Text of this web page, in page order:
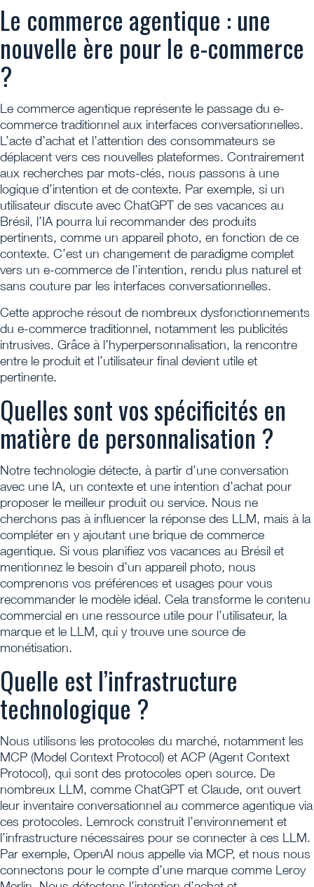
Le commerce agentique : une
nouvelle ère pour le e-commerce
?
Le commerce agentique représente le passage du e-
commerce traditionnel aux interfaces conversationnelles.
L’acte d’achat et l’attention des consommateurs se
déplacent vers ces nouvelles plateformes. Contrairement
aux recherches par mots-clés, nous passons à une
logique d’intention et de contexte. Par exemple, si un
utilisateur discute avec ChatGPT de ses vacances au
Brésil, l’IA pourra lui recommander des produits
pertinents, comme un appareil photo, en fonction de ce
contexte. C’est un changement de paradigme complet
vers un e-commerce de l’intention, rendu plus naturel et
sans couture par les interfaces conversationnelles.
Cette approche résout de nombreux dysfonctionnements
du e-commerce traditionnel, notamment les publicités
intrusives. Grâce à l’hyperpersonnalisation, la rencontre
entre le produit et l’utilisateur final devient utile et
pertinente.
Quelles sont vos spécificités en
matière de personnalisation ?
Notre technologie détecte, à partir d’une conversation
avec une IA, un contexte et une intention d’achat pour
proposer le meilleur produit ou service. Nous ne
cherchons pas à influencer la réponse des LLM, mais à la
compléter en y ajoutant une brique de commerce
agentique. Si vous planifiez vos vacances au Brésil et
mentionnez le besoin d’un appareil photo, nous
comprenons vos préférences et usages pour vous
recommander le modèle idéal. Cela transforme le contenu
commercial en une ressource utile pour l’utilisateur, la
marque et le LLM, qui y trouve une source de
monétisation.
Quelle est l’infrastructure
technologique ?
Nous utilisons les protocoles du marché, notamment les
MCP (Model Context Protocol) et ACP (Agent Context
Protocol), qui sont des protocoles open source. De
nombreux LLM, comme ChatGPT et Claude, ont ouvert
leur inventaire conversationnel au commerce agentique via
ces protocoles. Lemrock construit l’environnement et
l’infrastructure nécessaires pour se connecter à ces LLM.
Par exemple, OpenAI nous appelle via MCP, et nous nous
connectons pour le compte d’une marque comme Leroy